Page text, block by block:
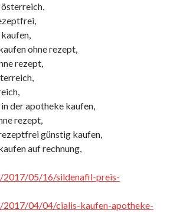
ohne rezept,
rezept,
der apotheke kaufen,
rezept,
günstig kaufen,
auf rechnung,
05/16/sildenafil-preis-
04/04/cialis-kaufen-apotheke-